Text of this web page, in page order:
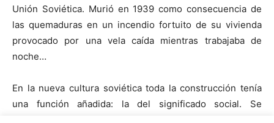
Unión Soviética. Murió en 1939 como consecuencia de
las quemaduras en un incendio fortuito de su vivienda
provocado por una vela caída mientras trabajaba de
noche…
En la nueva cultura soviética toda la construcción tenía
una función añadida: la del significado social. Se